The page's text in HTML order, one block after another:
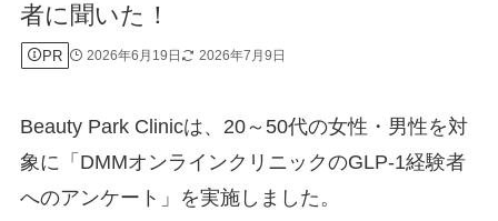
者に聞いた！
PR 2026年6月19日 2026年7月9日
Beauty Park Clinicは、20～50代の女性・男性を対
象に「DMMオンラインクリニックのGLP-1経験者
へのアンケート」を実施しました。